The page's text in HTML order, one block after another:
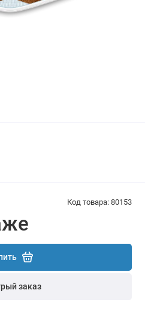
Код товара: 80153
заказ